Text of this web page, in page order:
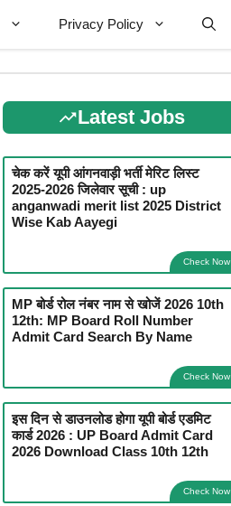
Privacy Policy
Latest Jobs
चेक करें यूपी आंगनवाड़ी भर्ती मेरिट लिस्ट
2025-2026 जिलेवार सूची : up
anganwadi merit list 2025 District
Wise Kab Aayegi
Check Now
MP बोर्ड रोल नंबर नाम से खोजें 2026 10th
12th: MP Board Roll Number
Admit Card Search By Name
Check Now
इस दिन से डाउनलोड होगा यूपी बोर्ड एडमिट
कार्ड 2026 : UP Board Admit Card
2026 Download Class 10th 12th
Check Now